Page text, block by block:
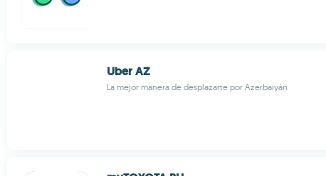
Uber AZ
La mejor manera de desplazarte por Azerbaiyán